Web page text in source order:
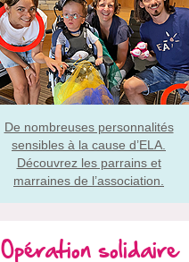
De nombreuses personnalités
sensibles à la cause d’ELA.
Découvrez les parrains et
marraines de l’association.
Opération solidaire